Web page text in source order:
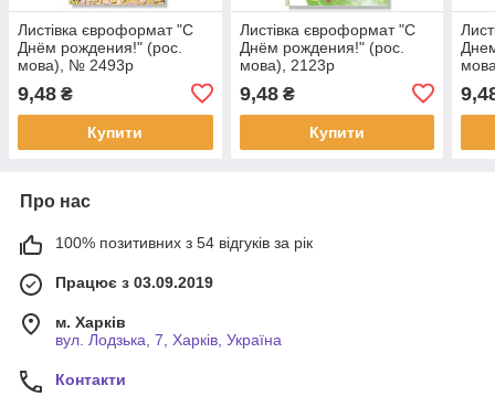
Листівка євроформат "С
Днём рождения!" (рос.
мова), № 2493р
9,48 ₴
Купити
Листівка євроформат "С
Днём рождения!" (рос.
мова), 2123р
9,48₴
Купити
Про нас
100% позитивних з 54 відгуків за рік
Працює з 03.09.2019
м. Харків
вул. Лодзька, 7, Харків, Україна
Контакти